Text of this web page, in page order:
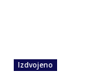
Izdvojeno